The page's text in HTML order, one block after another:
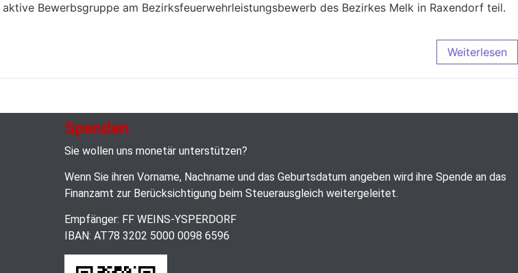
Bewerbsgruppe am Bezirksfeuerwehrleistungsbewerb des Bezirkes Melk in Raxendorf teil.
Weiterlesen
Spenden
Sie wollen uns monetär unterstützen?
Wenn Sie ihren Vorname, Nachname und das Geburtsdatum angeben wird ihre Spende an das
Finanzamt zur Berücksichtigung beim Steuerausgleich weitergeleitet.
Empfänger: FF WEINS-YSPERDORF
IBAN: AT78 3202 5000 0098 6596